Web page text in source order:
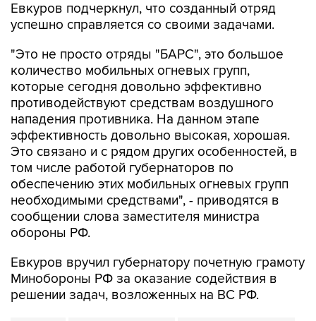
Евкуров подчеркнул, что созданный отряд
успешно справляется со своими задачами.
"Это не просто отряды "БАРС", это большое
количество мобильных огневых групп,
которые сегодня довольно эффективно
противодействуют средствам воздушного
нападения противника. На данном этапе
эффективность довольно высокая, хорошая.
Это связано и с рядом других особенностей, в
том числе работой губернаторов по
обеспечению этих мобильных огневых групп
необходимыми средствами", - приводятся в
сообщении слова заместителя министра
обороны РФ.
Евкуров вручил губернатору почетную грамоту
Минобороны РФ за оказание содействия в
решении задач, возложенных на ВС РФ.